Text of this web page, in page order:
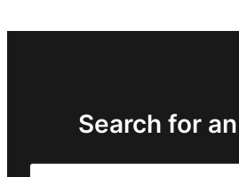
Search for